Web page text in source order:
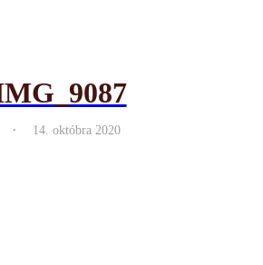
. 14. októbra 2020